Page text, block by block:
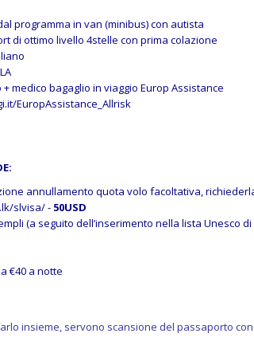
programma in van (minibus) con autista
di ottimo livello 4stelle con prima colazione
medico bagaglio in viaggio Europ Assistance
EuropAssistance_Allrisk
annullamento quota volo facoltativa,
slvisa/- 50USD
(a seguito dell’inserimento nella lista Unesco
€40 a notte
insieme, servono scansione del passaporto